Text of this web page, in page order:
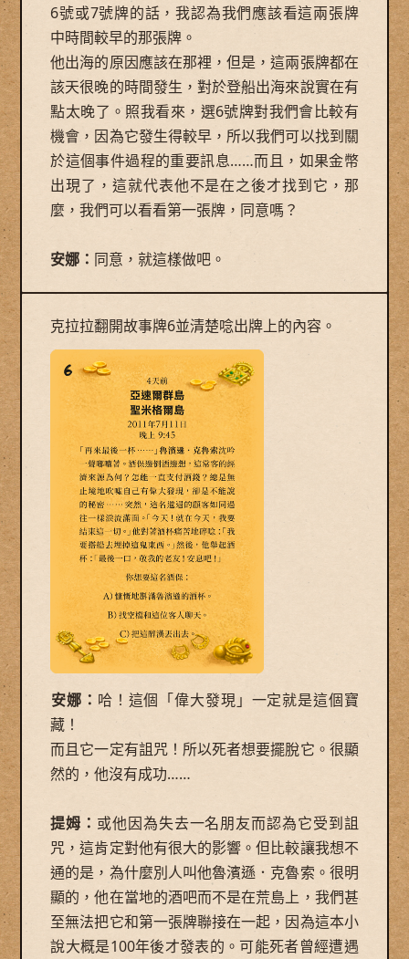
6號或7號牌的話，我認為我們應該看這兩張牌
中時間較早的那張牌。
他出海的原因應該在那裡，但是，這兩張牌都在
該天很晚的時間發生，對於登船出海來說實在有
點太晚了。照我看來，選6號牌對我們會比較有
機會，因為它發生得較早，所以我們可以找到關
於這個事件過程的重要訊息……而且，如果金幣
出現了，這就代表他不是在之後才找到它，那
麼，我們可以看看第一張牌，同意嗎？
安娜： 同意，就這樣做吧。
克拉拉翻開故事牌6並清楚唸出牌上的內容。
安娜： 哈！這個「偉大發現」一定就是這個寶
藏！
而且它一定有詛咒！所以死者想要擺脫它。很顯
然的，他沒有成功……
提姆： 或他因為失去一名朋友而認為它受到詛
咒，這肯定對他有很大的影響。但比較讓我想不
通的是，為什麼別人叫他魯濱遜．克魯索。很明
顯的，他在當地的酒吧而不是在荒島上，我們甚
至無法把它和第一張牌聯接在一起，因為這本小
說大概是100年後才發表的。可能死者曾經遭遇